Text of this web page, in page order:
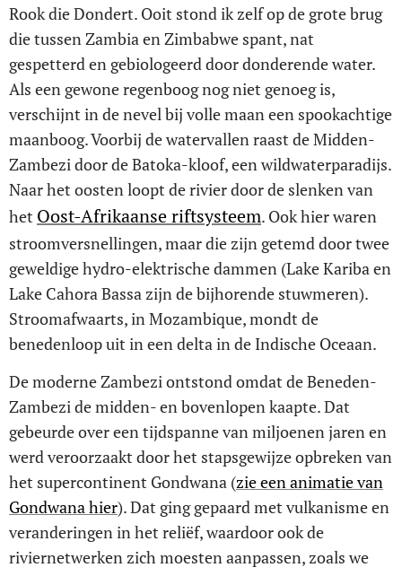
Rook die Dondert. Ooit stond ik zelf op de grote brug
die tussen Zambia en Zimbabwe spant, nat
gespetterd en gebiologeerd door donderende water.
Als een gewone regenboog nog niet genoeg is,
verschijnt in de nevel bij volle maan een spookachtige
maanboog. Voorbij de watervallen raast de Midden-
Zambezi door de Batoka-kloof, een wildwaterparadijs.
Naar het oosten loopt de rivier door de slenken van
het Oost-Afrikaanse riftsysteem. Ook hier waren
stroomversnellingen, maar die zijn getemd door twee
geweldige hydro-elektrische dammen (Lake Kariba en
Lake Cahora Bassa zijn de bijhorende stuwmeren).
Stroomafwaarts, in Mozambique, mondt de
benedenloop uit in een delta in de Indische Oceaan.
De moderne Zambezi ontstond omdat de Beneden-
Zambezi de midden- en bovenlopen kaapte. Dat
gebeurde over een tijdspanne van miljoenen jaren en
werd veroorzaakt door het stapsgewijze opbreken van
het supercontinent Gondwana (zie een animatie van
Gondwana hier). Dat ging gepaard met vulkanisme en
veranderingen in het reliëf, waardoor ook de
riviernetwerken zich moesten aanpassen, zoals we